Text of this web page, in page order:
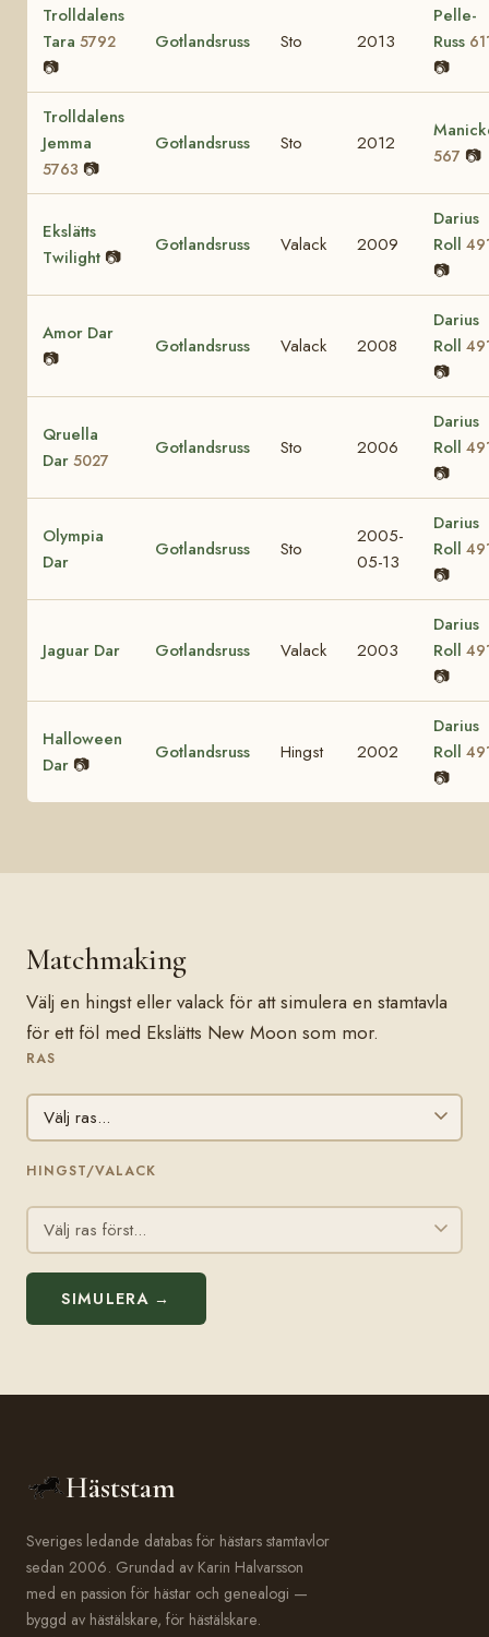
Trolldalens
Tara 5792
📷
Gotlandsruss Sto 2013
Pelle-
Russ
📷
Trolldalens
Jemma
5763 📷
Gotlandsruss Sto 2012
567 📷
Ekslätts
Twilight 📷
Gotlandsruss Valack 2009
Darius
Roll
📷
Amor Dar
📷
Gotlandsruss Valack 2008
Darius
Roll
📷
Qruella
Dar 5027
Gotlandsruss Sto 2006
Darius
Roll
📷
Olympia
Dar
Gotlandsruss Sto
2005-
05-13
Darius
Roll
📷
Jaguar Dar Gotlandsruss Valack 2003
Darius
Roll
📷
Halloween
Dar 📷
Gotlandsruss Hingst 2002
Darius
Roll
📷
Matchmaking
Välj en hingst eller valack för att simulera en stamtavla
för ett föl med Ekslätts New Moon som mor.
RAS
HINGST/VALACK
SIMULERA →
Häststam
Sveriges ledande databas för hästars stamtavlor
sedan 2006. Grundad av Karin Halvarsson
med en passion för hästar och genealogi —
byggd av hästälskare, för hästälskare.